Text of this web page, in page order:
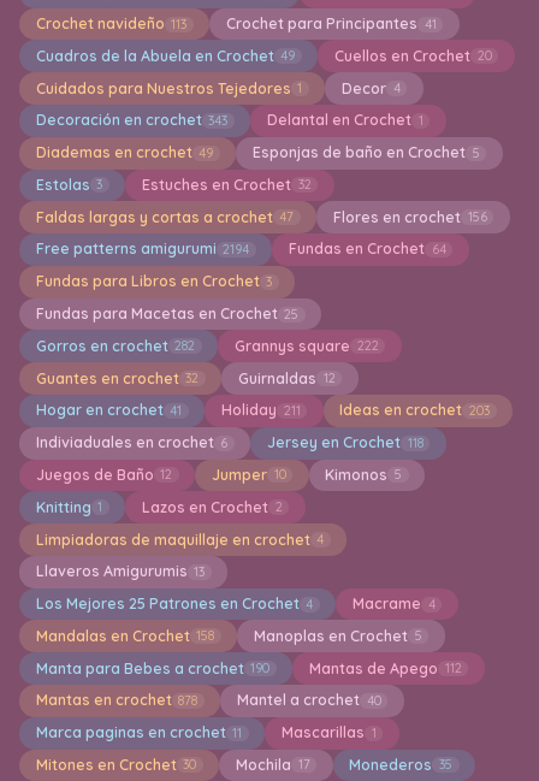
Crochet navideño 113 Crochet para Principantes 41
Cuadros de la Abuela en Crochet 49 Cuellos en Crochet 20
Cuidados para Nuestros Tejedores 1 Decor 4
Decoración en crochet 343 Delantal en Crochet 1
Diademas en crochet 49 Esponjas de baño en Crochet 5
Estolas 3 Estuches en Crochet 32
Faldas largas y cortas a crochet 47 Flores en crochet 156
Free patterns amigurumi 2194 Fundas en Crochet 64
Fundas para Libros en Crochet 3
Fundas para Macetas en Crochet 25
Gorros en crochet 282 Grannys square 222
Guantes en crochet 32 Guirnaldas 12
Hogar en crochet 41 Holiday 211 Ideas en crochet 203
Indiviaduales en crochet 6 Jersey en Crochet 118
Juegos de Baño 12 Jumper 10 Kimonos 5
Knitting 1 Lazos en Crochet 2
Limpiadoras de maquillaje en crochet 4
Llaveros Amigurumis 13
Los Mejores 25 Patrones en Crochet 4 Macrame 4
Mandalas en Crochet 158 Manoplas en Crochet 5
Manta para Bebes a crochet 190 Mantas de Apego 112
Mantas en crochet 878 Mantel a crochet 40
Marca paginas en crochet 11 Mascarillas 1
Mitones en Crochet 30 Mochila 17 Monederos 35